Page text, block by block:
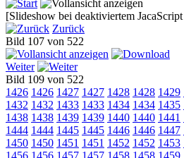
[Slideshow bei deaktiviertem
Zurück
Bild 107 von 522
Weiter
Bild 109 von 522
1426 1426 1427 1427 1428 1428 1429
1432 1432 1433 1433 1434 1434 1435
1438 1438 1439 1439 1440 1440 1441
1444 1444 1445 1445 1446 1446 1447
1450 1450 1451 1451 1452 1452 1453